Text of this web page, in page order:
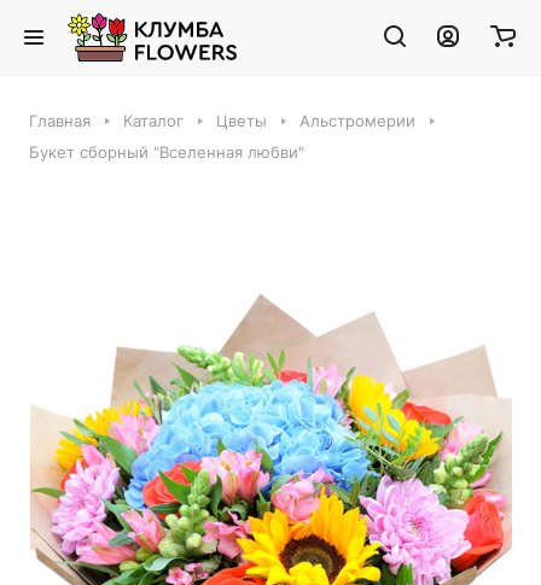
Главная Каталог Цветы
Альстромерии
Букет сборный "Вселенная любви"